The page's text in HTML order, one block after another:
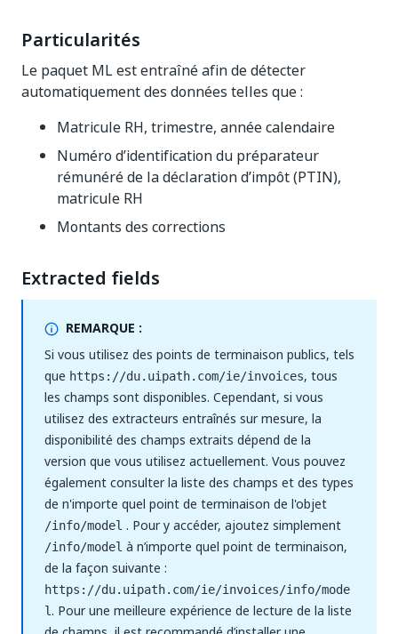
Particularités
Le paquet ML est entraîné afin de détecter
automatiquement des données telles que :
Matricule RH, trimestre, année calendaire
Numéro d’identification du préparateur
rémunéré de la déclaration d’impôt (PTIN),
matricule RH
Montants des corrections
Extracted fields
REMARQUE :
Si vous utilisez des points de terminaison publics, tels
que https://du.uipath.com/ie/invoices, tous
les champs sont disponibles. Cependant, si vous
utilisez des extracteurs entraînés sur mesure, la
disponibilité des champs extraits dépend de la
version que vous utilisez actuellement. Vous pouvez
également consulter la liste des champs et des types
de n'importe quel point de terminaison de l'objet
/info/model . Pour y accéder, ajoutez simplement
/info/model à n’importe quel point de terminaison,
de la façon suivante :
https://du.uipath.com/ie/invoices/info/mode
l. Pour une meilleure expérience de lecture de la liste